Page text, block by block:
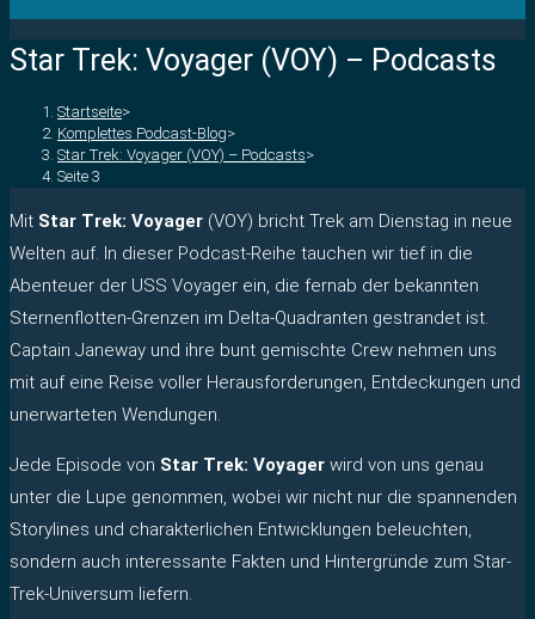
Star Trek: Voyager (VOY) – Podcasts
Startseite>
Komplettes Podcast-Blog>
Star Trek: Voyager (VOY) – Podcasts>
Seite 3
Mit Star Trek: Voyager (VOY) bricht Trek am Dienstag in neue
Welten auf. In dieser Podcast-Reihe tauchen wir tief in die
Abenteuer der USS Voyager ein, die fernab der bekannten
Sternenflotten-Grenzen im Delta-Quadranten gestrandet ist.
Captain Janeway und ihre bunt gemischte Crew nehmen uns
mit auf eine Reise voller Herausforderungen, Entdeckungen und
unerwarteten Wendungen.
Jede Episode von Star Trek: Voyager wird von uns genau
unter die Lupe genommen, wobei wir nicht nur die spannenden
Storylines und charakterlichen Entwicklungen beleuchten,
sondern auch interessante Fakten und Hintergründe zum Star-
Trek-Universum liefern.